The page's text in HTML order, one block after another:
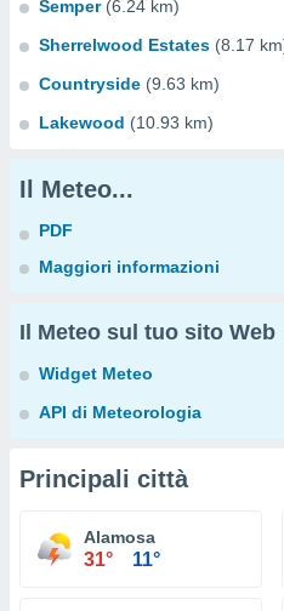
Semper (6.24 km)
Sherrelwood Estates (8.17
Countryside (9.63 km)
Lakewood (10.93 km)
Il Meteo...
PDF
Maggiori informazioni
Il Meteo sul tuo sito Web
Widget Meteo
API di Meteorologia
Principali città
Alamosa
31° 11°